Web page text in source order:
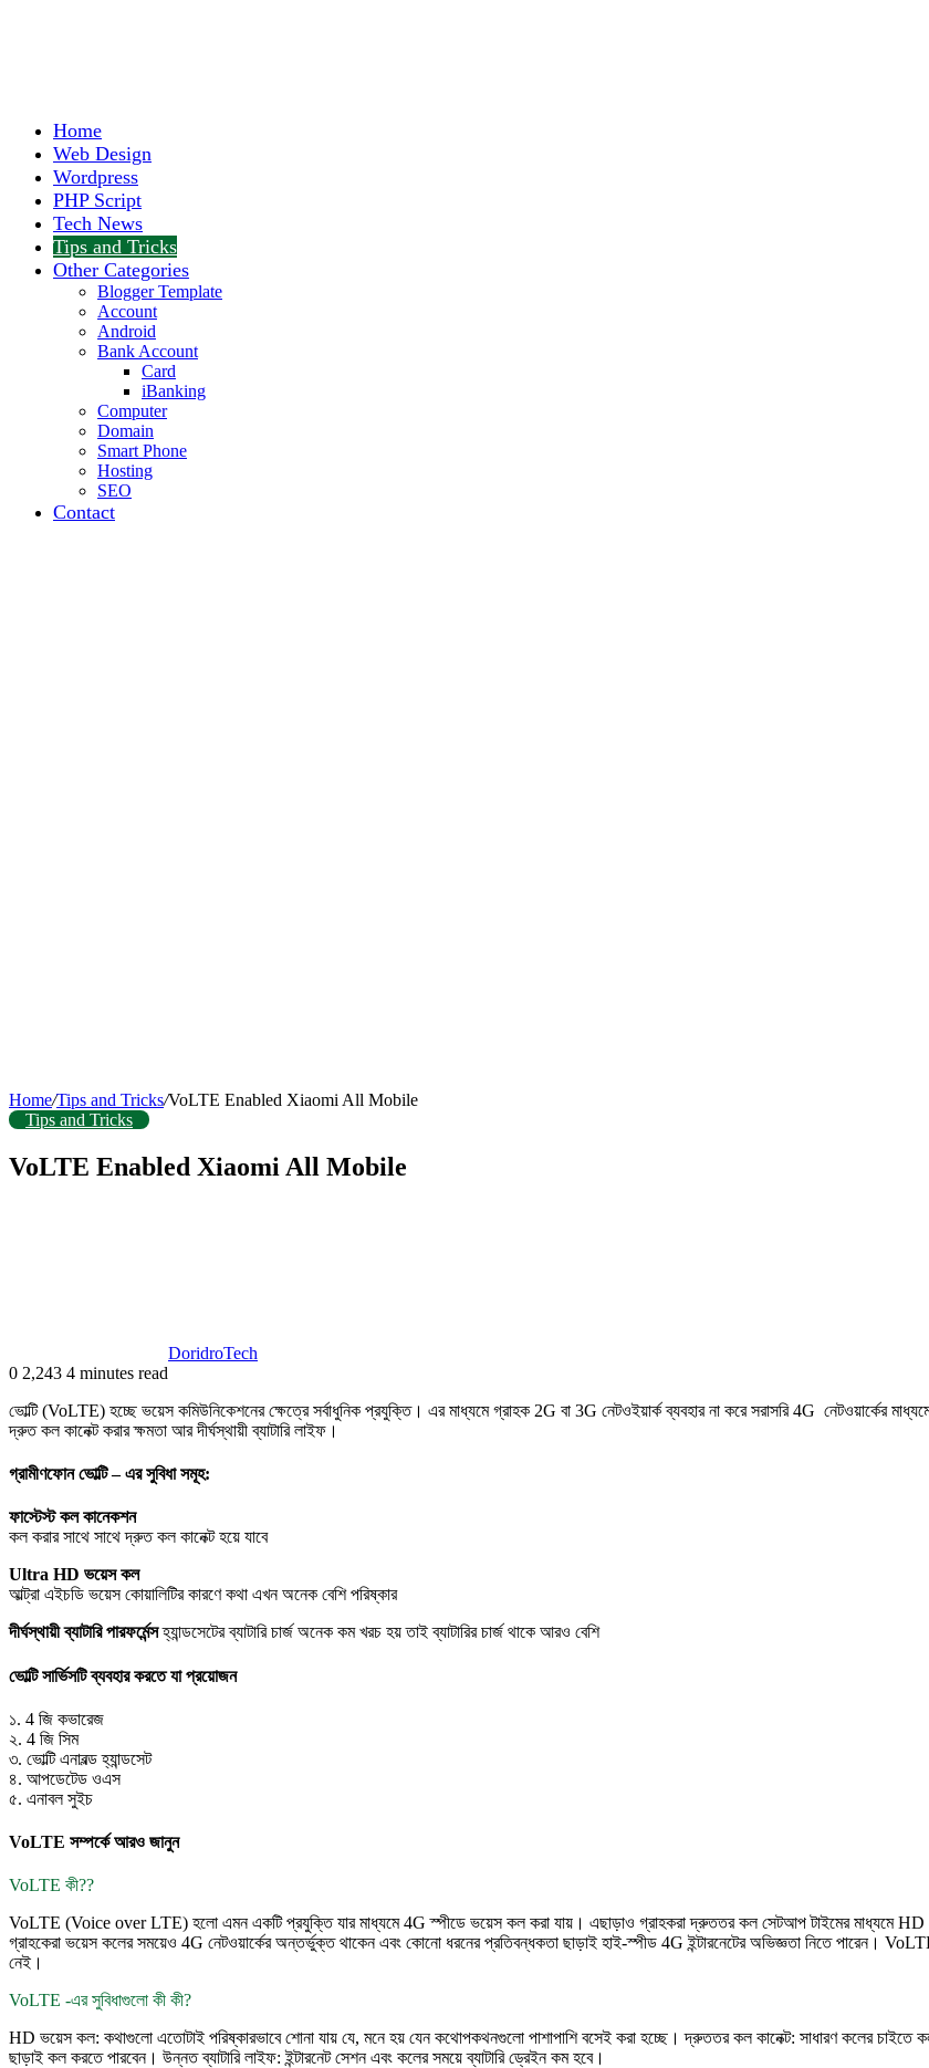
Home
Web Design
Wordpress
PHP Script
Tech News
Tips and Tricks
Other Categories
Blogger Template
Account
Android
Bank Account
Card
iBanking
Computer
Domain
Smart Phone
Hosting
SEO
Contact
Home/Tips and Tricks/VoLTE Enabled Xiaomi All Mobile
Tips and Tricks
VoLTE Enabled Xiaomi All Mobile
DoridroTech
0 2,243 4 minutes read
ভোল্টি (VoLTE) হচ্ছে ভয়েস কমিউনিকেশনের ক্ষেত্রে সর্বাধুনিক প্রযুক্তি। এর মাধ্যমে গ্রাহক 2G বা 3G নেটওইয়ার্ক ব্যবহার না করে সরাসরি 4G নেটওয়ার্কের
দ্রুত কল কানেক্ট করার ক্ষমতা আর দীর্ঘস্থায়ী ব্যাটারি লাইফ।
গ্রামীণফোন ভোল্টি – এর সুবিধা সমূহ:
ফাস্টেস্ট কল কানেকশন
কল করার সাথে সাথে দ্রুত কল কানেক্ট হয়ে যাবে
Ultra HD ভয়েস কল
আল্ট্রা এইচডি ভয়েস কোয়ালিটির কারণে কথা এখন অনেক বেশি পরিষ্কার
দীর্ঘস্থায়ী ব্যাটারি পারফর্মেন্সহ্যান্ডসেটের ব্যাটারি চার্জ অনেক কম খরচ হয় তাই ব্যাটারির চার্জ থাকে আরও বেশি
ভোল্টি সার্ভিসটি ব্যবহার করতে যা প্রয়োজন
১. 4 জি কভারেজ
২. 4 জি সিম
৩. ভোল্টি এনাবল্ড হ্যান্ডসেট
৪. আপডেটেড ওএস
৫. এনাবল সুইচ
VoLTE সম্পর্কে আরও জানুন
VoLTE কী??
VoLTE (Voice over LTE) হলো এমন একটি প্রযুক্তি যার মাধ্যমে 4G স্পীডে ভয়েস কল করা যায়। এছাড়াও গ্রাহকরা দ্রুততর কল সেটআপ টাইমের মাধ্যমে HD
গ্রাহকেরা ভয়েস কলের সময়েও 4G নেটওয়ার্কের অন্তর্ভুক্ত থাকেন এবং কোনো ধরনের প্রতিবন্ধকতা ছাড়াই হাই-স্পীড 4G ইন্টারনেটের অভিজ্ঞতা নিতে পারেন।
নেই।
VoLTE -এর সুবিধাগুলো কী কী?
HD ভয়েস কল: কথাগুলো এতোটাই পরিষ্কারভাবে শোনা যায় যে, মনে হয় যেন কথোপকথনগুলো পাশাপাশি বসেই করা হচ্ছে। দ্রুততর কল কানেক্ট: সাধারণ কলের চাইতে
ছাড়াই কল করতে পারবেন। উন্নত ব্যাটারি লাইফ: ইন্টারনেট সেশন এবং কলের সময়ে ব্যাটারি ড্রেইন কম হবে।